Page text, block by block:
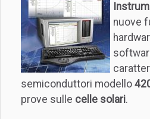
nuove
semiconduttori modello
prove sulle celle solari.